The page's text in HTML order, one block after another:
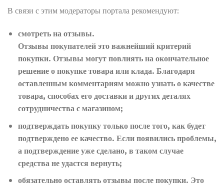
В связи с этим модераторы портала рекомендуют:
смотреть на отзывы.
Отзывы покупателей это важнейший критерий
покупки. Отзывы могут повлиять на окончательное
решение о покупке товара или клада. Благодаря
оставленным комментариям можно узнать о качестве
товара, способах его доставки и других деталях
сотрудничества с магазином;
подтверждать покупку только после того, как будет
подтверждено ее качество. Если появились проблемы,
а подтверждение уже сделано, в таком случае
средства не удастся вернуть;
обязательно оставлять отзывы после покупки. Это